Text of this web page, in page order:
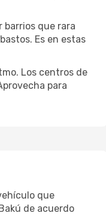
barrios que rara
Es en estas
Los centros de
para
que
de acuerdo